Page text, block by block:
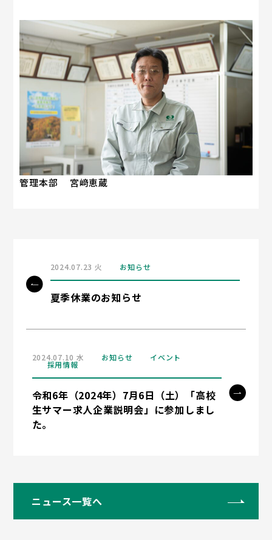
管理本部 宮﨑恵蔵
2024.07.23 火 お知らせ
夏季休業のお知らせ
2024.07.10 水 お知らせ イベント
採用情報
令和6年（2024年）7月6日（土）「高校
生サマー求人企業説明会」に参加しまし
た。
ニュース一覧へ